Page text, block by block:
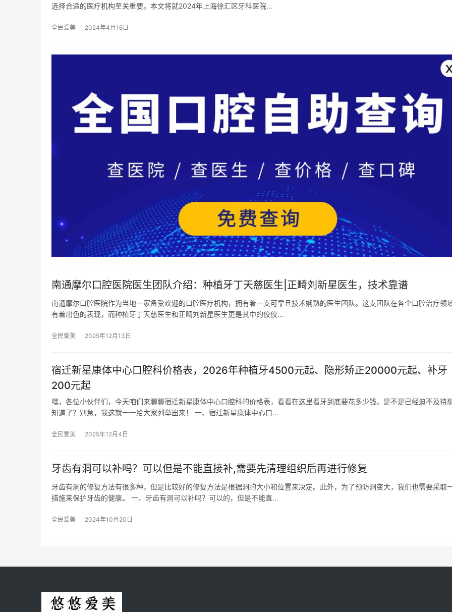
选择合适的医疗机构至关重要。本文将就2024年上海徐汇区牙科医院…
全民爱美 2024年4月16日
南通摩尔口腔医院医生团队介绍：种植牙丁天慈医生|正畸刘新星医生，技术靠谱
南通摩尔口腔医院作为当地一家备受欢迎的口腔医疗机构，拥有着一支可靠且技术娴熟的医生团队。这支团队在各个口腔治疗领
有着出色的表现，而种植牙丁天慈医生和正畸刘新星医生更是其中的佼佼…
全民爱美 2025年12月13日
宿迁新星康体中心口腔科价格表，2026年种植牙4500元起、隐形矫正20000元起、补牙
200元起
嘿，各位小伙伴们，今天咱们来聊聊宿迁新星康体中心口腔科的价格表，看看在这里看牙到底要花多少钱。是不是已经迫不及待
知道了？别急，我这就一一给大家列举出来！ 一、宿迁新星康体中心口…
全民爱美 2025年12月4日
牙齿有洞可以补吗？可以但是不能直接补,需要先清理组织后再进行修复
牙齿有洞的修复方法有很多种，但是比较好的修复方法是根据洞的大小和位置来决定。此外，为了预防洞变大，我们也需要采取
措施来保护牙齿的健康。 一、牙齿有洞可以补吗？可以的，但是不能直…
全民爱美 2024年10月20日